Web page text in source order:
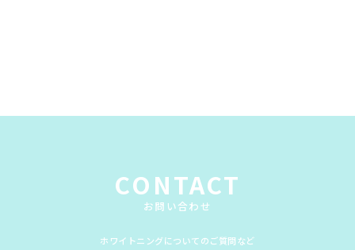
CONTACT
お問い合わせ
ホワイトニングについてのご質問など